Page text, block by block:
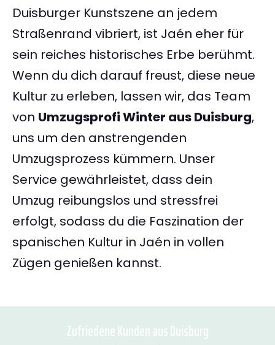
Duisburger Kunstszene an jedem
Straßenrand vibriert, ist Jaén eher für
sein reiches historisches Erbe berühmt.
Wenn du dich darauf freust, diese neue
Kultur zu erleben, lassen wir, das Team
von Umzugsprofi Winter aus Duisburg,
uns um den anstrengenden
Umzugsprozess kümmern. Unser
Service gewährleistet, dass dein
Umzug reibungslos und stressfrei
erfolgt, sodass du die Faszination der
spanischen Kultur in Jaén in vollen
Zügen genießen kannst.
Zufriedene Kunden aus Duisburg